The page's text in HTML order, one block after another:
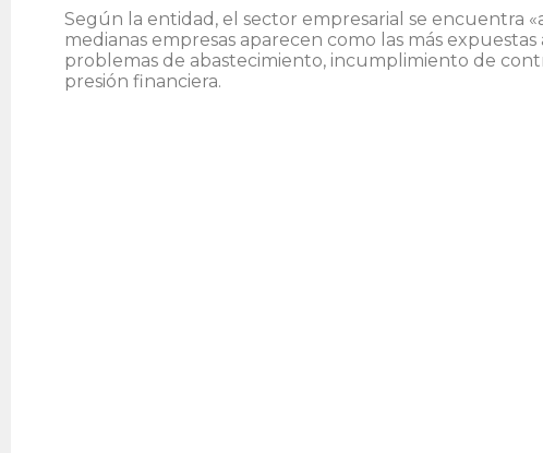
Según la entidad, el sector empresarial se encuentra
medianas empresas aparecen como las más
problemas de abastecimiento, incumplimiento de
presión financiera.